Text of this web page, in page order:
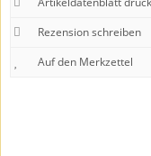
Rezension schreiben